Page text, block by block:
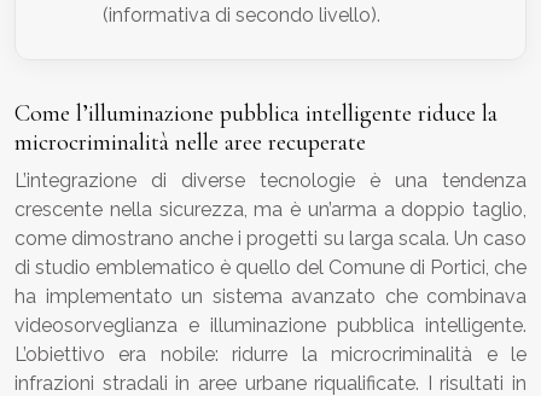
(informativa di secondo livello).
Come l’illuminazione pubblica intelligente riduce la
microcriminalità nelle aree recuperate
L’integrazione di diverse tecnologie è una tendenza
crescente nella sicurezza, ma è un’arma a doppio taglio,
come dimostrano anche i progetti su larga scala. Un caso
di studio emblematico è quello del Comune di Portici, che
ha implementato un sistema avanzato che combinava
videosorveglianza e illuminazione pubblica intelligente.
L’obiettivo era nobile: ridurre la microcriminalità e le
infrazioni stradali in aree urbane riqualificate. I risultati in